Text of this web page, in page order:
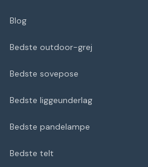
Blog
Bedste outdoor-grej
Bedste sovepose
Bedste liggeunderlag
Bedste pandelampe
Bedste telt